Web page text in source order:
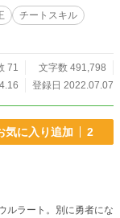
言って女子高校生に抱
チートスキル
71
文字数 491,798
登録日 2022.07.07
気に入り追加 2
ルラート。別に勇者にな